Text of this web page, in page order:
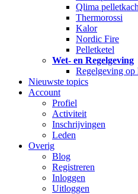
Qlima
Thermorossi
Kalor
Nordic Fire
Pelletketel
Wet- en Regelgeving
Regelgeving op
Nieuwste topics
Account
Profiel
Activiteit
Inschrijvingen
Leden
Overig
Blog
Registreren
Inloggen
Uitloggen